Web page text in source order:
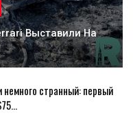
Выставили На
странный: первый